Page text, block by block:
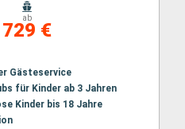
ab
729 €
Gästeservice
für Kinder ab 3 Jahren
Kinder bis 18 Jahre